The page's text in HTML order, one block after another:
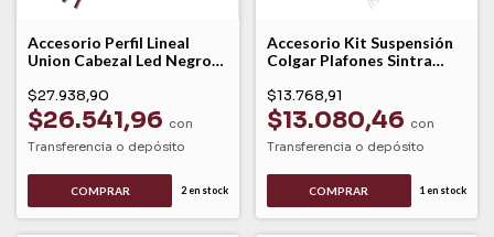
Accesorio Perfil Lineal
Union Cabezal Led Negro
$27.938,90
$26.541,96 con
Transferencia o depósito
2en stock
Accesorio Kit Suspensión
Colgar Plafones Sintra
$13.768,91
$13.080,46 con
Transferencia o depósito
1 en stock